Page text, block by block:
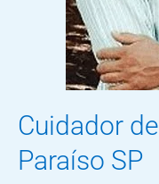
Cuidador
Paraíso SP